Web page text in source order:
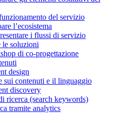
del servizio
l’ecosistema
i flussi di servizio
le soluzioni
di co-progettazione
design
sui contenuti e il linguaggio
discovery
ricerca (search keywords)
tramite analytics